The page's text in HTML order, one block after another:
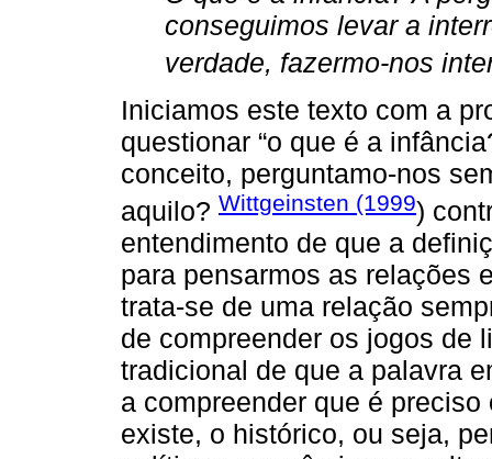
conseguimos levar a
verdade, fazermo-nos
Iniciamos este texto com a
questionar “o que é a
conceito, perguntamo-nos
aquilo? Wittgeinsten (1999)
entendimento de que a
para pensarmos as relações
trata-se de uma relação
de compreender os jogos de
tradicional de que a palavra
a compreender que é
existe, o histórico, ou seja,